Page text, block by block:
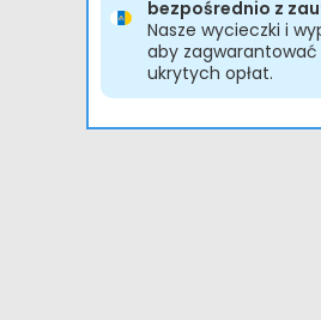
bezpośrednio z
Nasze wycieczki i
aby
ukrytych opłat.